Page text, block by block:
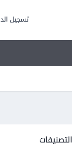
تسجيل
التصنيفات